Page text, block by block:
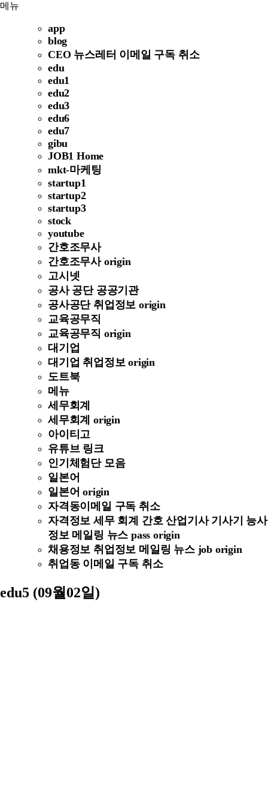
메뉴
app
blog
CEO 뉴스레터 이메일 구독 취소
edu
edu1
edu2
edu3
edu6
edu7
gibu
JOB1 Home
mkt-마케팅
startup1
startup2
startup3
stock
youtube
간호조무사
간호조무사 origin
고시넷
공사 공단 공공기관
공사공단 취업정보 origin
교육공무직
교육공무직 origin
대기업
대기업 취업정보 origin
도트북
메뉴
세무회계
세무회계 origin
아이티고
유튜브 링크
인기체험단 모음
일본어
일본어 origin
자격동이메일 구독 취소
자격정보 세무 회계 간호 산업기사 기사기 능사
정보 메일링 뉴스 pass origin
채용정보 취업정보 메일링 뉴스 job origin
취업동 이메일 구독 취소
edu5 (09월02일)